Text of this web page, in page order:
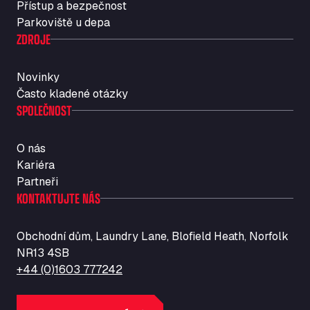
Str. Vigentina, 205 km 5+380, 27010
Autotransit Amann
Auf dem Dreisch 8, 34346
Vasilikos Intersection E90, 46 100
AW Jenkinson Runcorn Truck Parking
Ashville Way, WA7 3EZ
M6 J40, Penrith Industrial Estate, CA11 9EH
Backline Logistics Limited
Hill Barton Business park, EX5 1DR
Ballestas Flores
Ballinluig Services
Ballinluig, PH9 0LG
Bapaume Truck House A1
ZI de la Vallée du Bois EST, 62450
Přístup a bezpečnost
Parkoviště u depa
ZDROJE
Novinky
Často kladené otázky
SPOLEČNOST
O nás
Kariéra
Partneři
KONTAKTUJTE NÁS
Obchodní dům, Laundry Lane, Blofield Heath, Norfolk
NR13 4SB
+44 (0)1603 777242